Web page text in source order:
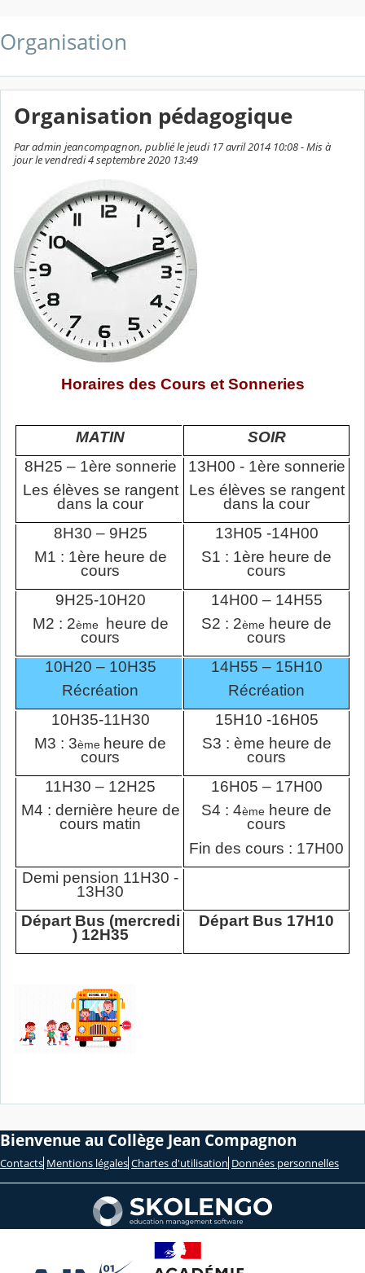
Organisation
Organisation pédagogique
Par admin jeancompagnon, publié le jeudi 17 avril 2014 10:08 - Mis à
jour le vendredi 4 septembre 2020 13:49
Horaires des Cours et Sonneries
MATIN
SOIR
8H25 – 1ère sonnerie
Les élèves se rangent
dans la cour
13H00 - 1ère sonnerie
Les élèves se rangent
dans la cour
8H30 – 9H25
M1 : 1ère heure de
cours
13H05 -14H00
S1 : 1ère heure de
cours
9H25-10H20
M2 : 2ème
heure de
cours
14H00 – 14H55
S2 : 2ème heure de
cours
10H20 – 10H35
Récréation
14H55 – 15H10
Récréation
10H35-11H30
M3 : 3ème heure de
cours
15H10 -16H05
S3 : ème heure de
cours
11H30 – 12H25
M4 : dernière heure de
cours matin
16H05 – 17H00
S4 : 4ème heure de
cours
Fin des cours : 17H00
Demi pension 11H30 -
13H30
Départ Bus (mercredi
) 12H35
Départ Bus 17H10
Bienvenue au Collège Jean Compagnon
Contacts Mentions légales Chartes d'utilisation Données personnelles